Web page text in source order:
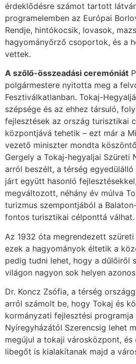
érdeklődésre számot tartott
programelemben az Európai
Rendje, hintókocsik, lovasok,
hagyományőrző csoportok, és a
vettek.
A szőlő-összeadási ceremóniát
polgármestere nyitotta meg a
Fesztiválkatlanban. Tokaj-
szépsége és az ehhez társuló,
fejlesztések az ország turisztikai
központjává tehetik – ezt már a
vezető miniszter mondta
Gergely a Tokaj-hegyaljai Szüreti
arról beszélt, a térség
járt együtt hasonló
megváltozott, néhány év múlva
turizmus szempontjából a
fontos turisztikai célponttá válhat.
Az 1932 óta megrendezett
ezek a hagyományok éltetik a
pedig tudni lehet, hogy a dűlőiről
világon nagyon sok helyen
Dr. Koncz Zsófia, a térség
arról számolt be, hogy Tokaj és
kormányzati fejlesztési programja
Nyíregyházától Szerencsig lehet
megújul a tokaji városközpont, és
libegőt is kialakítanak majd a